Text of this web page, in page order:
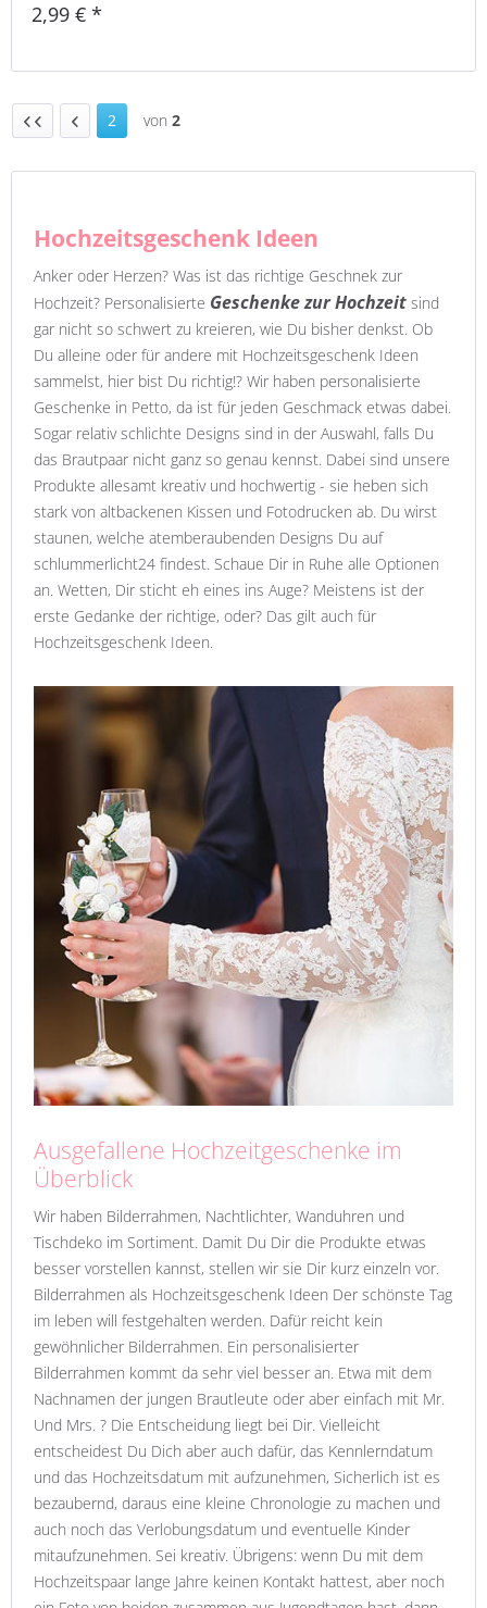
2,99 € *
2 von 2
Hochzeitsgeschenk Ideen
Anker oder Herzen? Was ist das richtige Geschnek zur
Hochzeit? Personalisierte Geschenke zur Hochzeit sind
gar nicht so schwert zu kreieren, wie Du bisher denkst. Ob
Du alleine oder für andere mit Hochzeitsgeschenk Ideen
sammelst, hier bist Du richtig!? Wir haben personalisierte
Geschenke in Petto, da ist für jeden Geschmack etwas dabei.
Sogar relativ schlichte Designs sind in der Auswahl, falls Du
das Brautpaar nicht ganz so genau kennst. Dabei sind unsere
Produkte allesamt kreativ und hochwertig - sie heben sich
stark von altbackenen Kissen und Fotodrucken ab. Du wirst
staunen, welche atemberaubenden Designs Du auf
schlummerlicht24 findest. Schaue Dir in Ruhe alle Optionen
an. Wetten, Dir sticht eh eines ins Auge? Meistens ist der
erste Gedanke der richtige, oder? Das gilt auch für
Hochzeitsgeschenk Ideen.
Ausgefallene Hochzeitgeschenke im
Überblick
Wir haben Bilderrahmen, Nachtlichter, Wanduhren und
Tischdeko im Sortiment. Damit Du Dir die Produkte etwas
besser vorstellen kannst, stellen wir sie Dir kurz einzeln vor.
Bilderrahmen als Hochzeitsgeschenk Ideen Der schönste Tag
im leben will festgehalten werden. Dafür reicht kein
gewöhnlicher Bilderrahmen. Ein personalisierter
Bilderrahmen kommt da sehr viel besser an. Etwa mit dem
Nachnamen der jungen Brautleute oder aber einfach mit Mr.
Und Mrs. ? Die Entscheidung liegt bei Dir. Vielleicht
entscheidest Du Dich aber auch dafür, das Kennlerndatum
und das Hochzeitsdatum mit aufzunehmen, Sicherlich ist es
bezaubernd, daraus eine kleine Chronologie zu machen und
auch noch das Verlobungsdatum und eventuelle Kinder
mitaufzunehmen. Sei kreativ. Übrigens: wenn Du mit dem
Hochzeitspaar lange Jahre keinen Kontakt hattest, aber noch